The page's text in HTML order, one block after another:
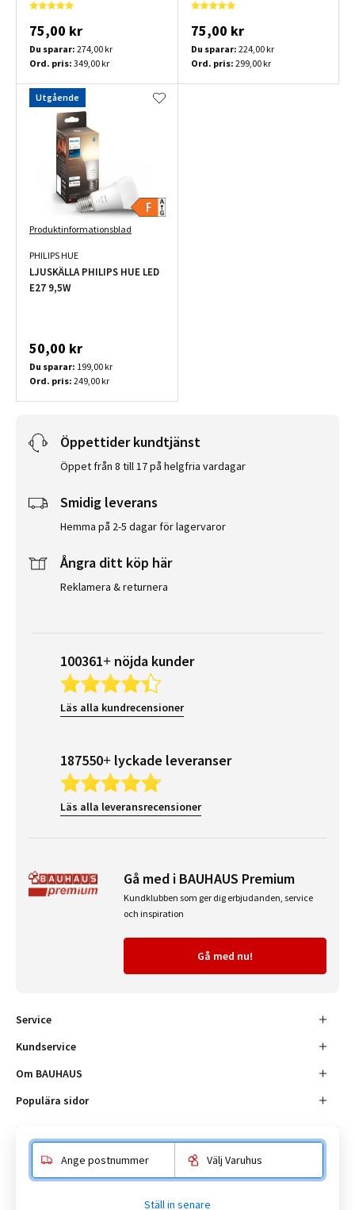
75,00 kr
Du sparar: 274,00 kr
Ord. pris: 349,00 kr
75,00 kr
Du sparar: 224,00 kr
Ord. pris: 299,00 kr
Produktinformationsblad
Utgående
PHILIPS HUE
LJUSKÄLLA PHILIPS HUE LED
E27 9,5W
50,00 kr
Du sparar: 199,00 kr
Ord. pris: 249,00 kr
Öppettider kundtjänst
Öppet från 8 till 17 på helgfria vardagar
Smidig leverans
Hemma på 2-5 dagar för lagervaror
Ångra ditt köp här
Reklamera & returnera
100361+ nöjda kunder
Läs alla kundrecensioner
187550+ lyckade leveranser
Läs alla leveransrecensioner
Gå med i BAUHAUS Premium
Kundklubben som ger dig erbjudanden, service
och inspiration
Gå med nu!
Service
Kundservice
Om BAUHAUS
Populära sidor
Enköpingsvägen 41, 177 38 Järfälla.
Ange postnummer Välj Varuhus
Ställ in senare